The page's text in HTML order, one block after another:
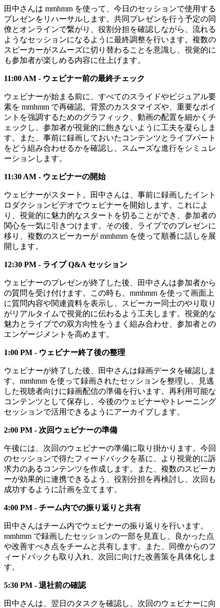
田中さんは mmhmm を使って、今日のセッションで使用する
プレゼンをリハーサルします。共同プレゼンを行う予定の同
僚とオンラインで繋がり、役割分担を確認しながら、流れる
ようなセッションになるように最終調整を行います。複数の
スピーカーがスムーズに切り替わることを意識し、視覚的に
も参加者が楽しめる内容に仕上げます。
11:00 AM - ウェビナー前の最終チェック
ウェビナーが始まる前に、すべてのスライドやビジュアル要
素を mmhmm で再確認。背景のカスタマイズや、重要なポイ
ントを強調するためのグラフィック、動画の配置を細かくチ
ェックし、参加者が視覚的に飽きないように工夫を凝らしま
す。また、事前に録画しておいたコンテンツとライブパート
をどう組み合わせるかを確認し、スムーズな進行をシミュレ
ーションします。
11:30 AM - ウェビナーの開始
ウェビナーがスタート。田中さんは、事前に録画したイント
ロダクションビデオでウェビナーを開始します。これによ
り、視覚的に魅力的なスタートを切ることができ、参加者の
関心を一気に引きつけます。その後、ライブでのプレゼンに
移り、複数のスピーカーが mmhmm を使って順番に話しを展
開します。
12:30 PM - ライブ Q&A セッション
ウェビナーのプレゼンが終了した後、田中さんは参加者から
の質問を受け付けます。この時も、mmhmm を使って画面上
に質問内容や関連資料を表示し、スピーカー同士のやり取り
がリアルタイムで視覚的に伝わるよう工夫します。視覚的な
魅力とライブでの双方向性をうまく組み合わせ、参加者との
エンゲージメントを高めます。
1:00 PM - ウェビナー終了後の整理
ウェビナーが終了した後、田中さんは録画データを確認しま
す。mmhmm を使って録画されたセッションを整理し、見逃
した視聴者向けに録画配信の準備を行います。再利用可能な
コンテンツとして保存し、今後のウェビナーやトレーニング
セッションで活用できるようにアーカイブします。
2:00 PM - 次回ウェビナーの準備
午後には、次回のウェビナーの準備に取り掛かります。今回
のセッションで得たフィードバックを基に、より視覚的に訴
求力のあるコンテンツを作成します。また、複数のスピーカ
ーが効果的に連携できるよう、役割分担を再検討し、次回も
成功するように計画を立てます。
4:00 PM - チーム内での振り返りと共有
田中さんはチーム内でウェビナーの振り返りを行います。
mmhmm で録画したセッションの一部を見直し、良かった点
や改善すべき点をチームと共有します。また、同僚からのフ
ィードバックも取り入れ、次回に向けた改善策を具体化しま
す。
5:30 PM - 退社前の確認
田中さんは、翌日のタスクを確認し、次回のウェビナーに向